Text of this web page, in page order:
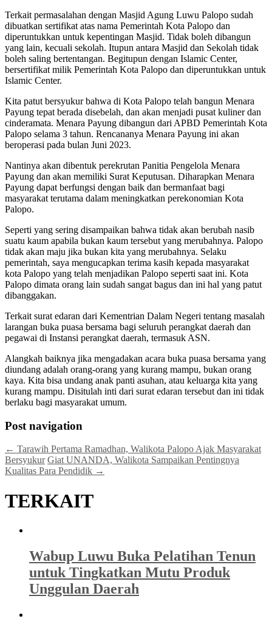
Terkait permasalahan dengan Masjid Agung Luwu Palopo sudah
dibuatkan sertifikat atas nama Pemerintah Kota Palopo dan
diperuntukkan untuk kepentingan Masjid. Tidak boleh dibangun
yang lain, kecuali sekolah. Itupun antara Masjid dan Sekolah tidak
boleh saling bertentangan. Begitupun dengan Islamic Center,
bersertifikat milik Pemerintah Kota Palopo dan diperuntukkan untuk
Islamic Center.
Kita patut bersyukur bahwa di Kota Palopo telah bangun Menara
Payung tepat berada disebelah, dan akan menjadi pusat kuliner dan
cinderamata. Menara Payung dibangun dari APBD Pemerintah Kota
Palopo selama 3 tahun. Rencananya Menara Payung ini akan
beroperasi pada bulan Juni 2023.
Nantinya akan dibentuk perekrutan Panitia Pengelola Menara
Payung dan akan memiliki Surat Keputusan. Diharapkan Menara
Payung dapat berfungsi dengan baik dan bermanfaat bagi
masyarakat terutama dalam meningkatkan perekonomian Kota
Palopo.
Seperti yang sering disampaikan bahwa tidak akan berubah nasib
suatu kaum apabila bukan kaum tersebut yang merubahnya. Palopo
tidak akan maju jika bukan kita yang merubahnya. Selaku
pemerintah, saya mengucapkan terima kasih kepada masyarakat
kota Palopo yang telah menjadikan Palopo seperti saat ini. Kota
Palopo dimata orang lain sudah sangat bagus dan ini hal yang patut
dibanggakan.
Terkait surat edaran dari Kementrian Dalam Negeri tentang masalah
larangan buka puasa bersama bagi seluruh perangkat daerah dan
pegawai di Instansi perangkat daerah, termasuk ASN.
Alangkah baiknya jika mengadakan acara buka puasa bersama yang
diundang adalah orang-orang yang kurang mampu, bukan orang
kaya. Kita bisa undang anak panti asuhan, atau keluarga kita yang
kurang mampu. Disitulah inti dari surat edaran tersebut dan ini tidak
berlaku bagi masyarakat umum.
Post navigation
← Tarawih Pertama Ramadhan, Walikota Palopo Ajak Masyarakat
Bersyukur Giat UNANDA, Walikota Sampaikan Pentingnya
Kualitas Para Pendidik →
TERKAIT
Wabup Luwu Buka Pelatihan Tenun
untuk Tingkatkan Mutu Produk
Unggulan Daerah